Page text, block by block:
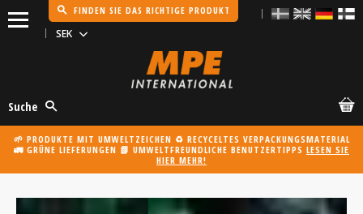
FINDEN SIE DAS RICHTIGE PRODUKT
Suche
🌱 PRODUKTE MIT UMWELTZEICHEN ♻️ RECYCELTES VERPACKUNGSMATERIAL
🚛 GRÜNE LIEFERUNGEN 📗 UMWELTFREUNDLICHE BENUTZERTIPPS LESEN SIE
HIER MEHR!